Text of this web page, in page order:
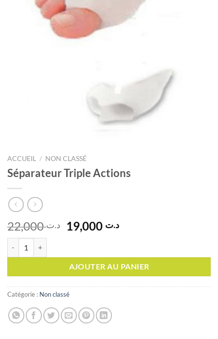
ACCUEIL / NON CLASSÉ
Séparateur Triple Actions
د.ت22,000
Le
prix
était :
د.ت 22,000.
د.تLe
est :
AJOUTER AU PANIER
Catégorie : Non classé